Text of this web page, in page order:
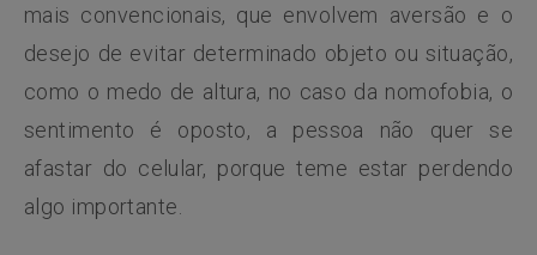
mais convencionais, que envolvem aversão e o
desejo de evitar determinado objeto ou situação,
como o medo de altura, no caso da nomofobia, o
sentimento é oposto, a pessoa não quer se
afastar do celular, porque teme estar perdendo
algo importante.